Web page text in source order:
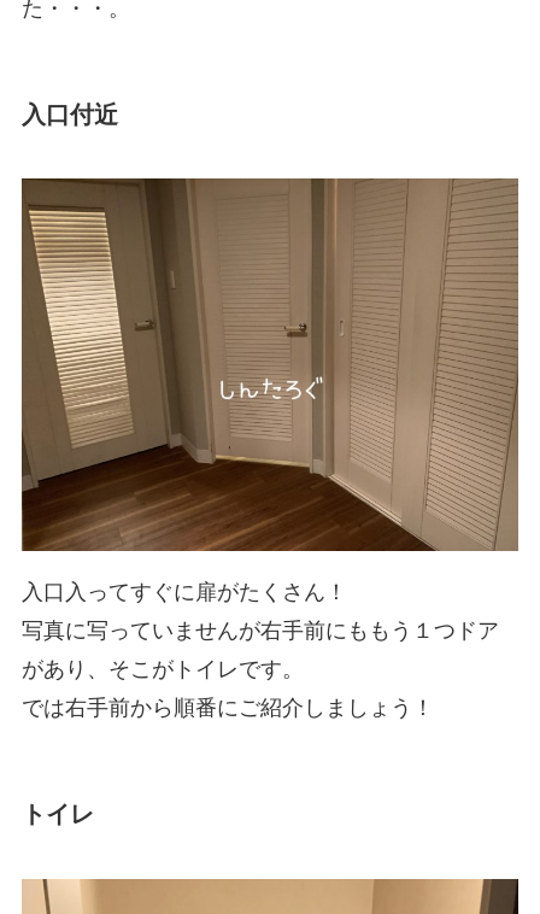
た・・・。
入口付近
入口入ってすぐに扉がたくさん！
写真に写っていませんが右手前にももう１つドア
があり、そこがトイレです。
では右手前から順番にご紹介しましょう！
トイレ